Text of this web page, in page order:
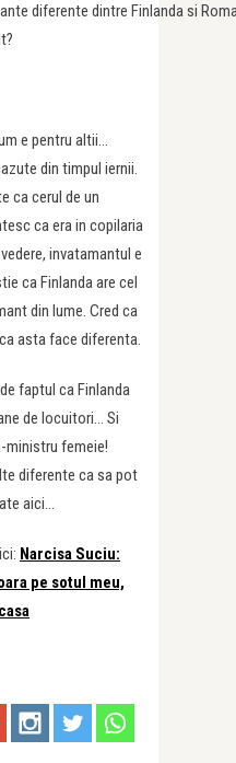
diferente dintre Finlanda si
e pentru altii…
din timpul iernii.
ca cerul de un
ca era in copilaria
invatamantul e
ca Finlanda are cel
din lume. Cred ca
asta face diferenta.
faptul ca Finlanda
de locuitori… Si
ministru femeie!
diferente ca sa pot
aici…
Narcisa Suciu:
pe sotul meu,